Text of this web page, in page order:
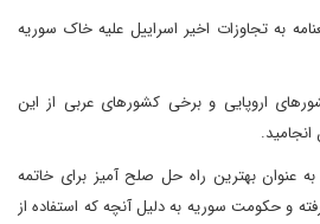
به تجاوزات اخیر اسراییل علیه خاک سوریه
اروپایی و برخی کشورهای عربی از این
عنوان بهترین راه حل صلح آمیز برای خاتمه
و حکومت سوریه به دلیل آنچه که استفاده از